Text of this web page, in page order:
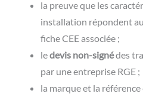
la preuve que les
installation répondent
fiche CEE associée ;
ledevis non-signédes
par une entreprise RGE ;
la marque et la